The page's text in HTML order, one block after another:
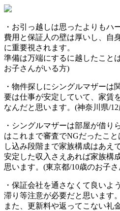
・お引っ越しは思ったよりもハ
費用と保証人の壁は厚いし、自
に重要視されます。
準備は万端にするに越したこと
お子さんがいる方)
・物件探しにシングルマザーは
要は仕事が安定していて、家賃
なんだと思います。(神奈川県/
・シングルマザーは部屋が借り
はこれまで審査でNGだったこ
し込み段階まで家族構成はあえ
安定した収入さえあれば家族構
思います。(東京都/10歳のお子
・保証会社を通さなくて良いよ
滞り等注意が必要だと思います
また、更新料や返ってこない礼